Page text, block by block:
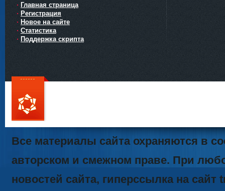
Главная страница
Регистрация
Новое на сайте
Статистика
Поддержка скрипта
111
Все материалы сайта охраняются в
авторском и смежном праве. При
новостей сайта, гиперссылка на